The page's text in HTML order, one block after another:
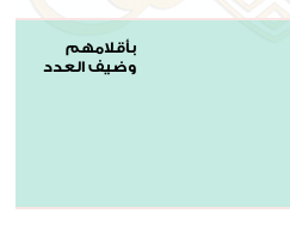
بأقلامهم
وضيف العدد